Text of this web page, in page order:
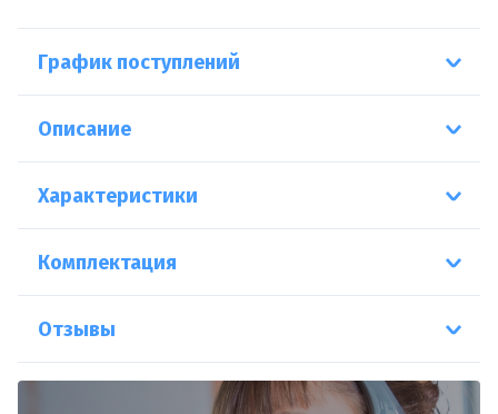
График поступлений
Описание
Характеристики
Комплектация
Отзывы